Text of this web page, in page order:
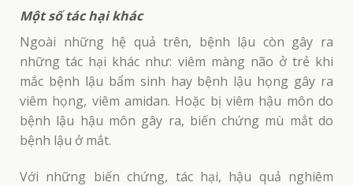
Một số tác hại khác
Ngoài những hệ quả trên, bệnh lậu còn gây ra
những tác hại khác như: viêm màng não ở trẻ khi
mắc bệnh lậu bẩm sinh hay bệnh lậu họng gây ra
viêm họng, viêm amidan. Hoặc bị viêm hậu môn do
bệnh lậu hậu môn gây ra, biến chứng mù mắt do
bệnh lậu ở mắt.
Với những biến chứng, tác hại, hậu quả nghiêm